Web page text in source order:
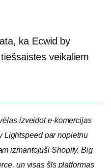
ka Ecwid by
veikaliem
izveidot e-komercijas
Lightspeed par nopietnu
izmantojuši Shopify, Big
un visas šīs platformas